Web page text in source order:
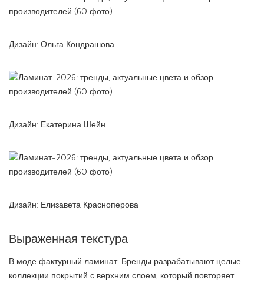
Дизайн: Ольга Кондрашова
Дизайн: Екатерина Шейн
Дизайн: Елизавета Красноперова
Выраженная текстура
В моде фактурный ламинат. Бренды разрабатывают целые
коллекции покрытий с верхним слоем, который повторяет